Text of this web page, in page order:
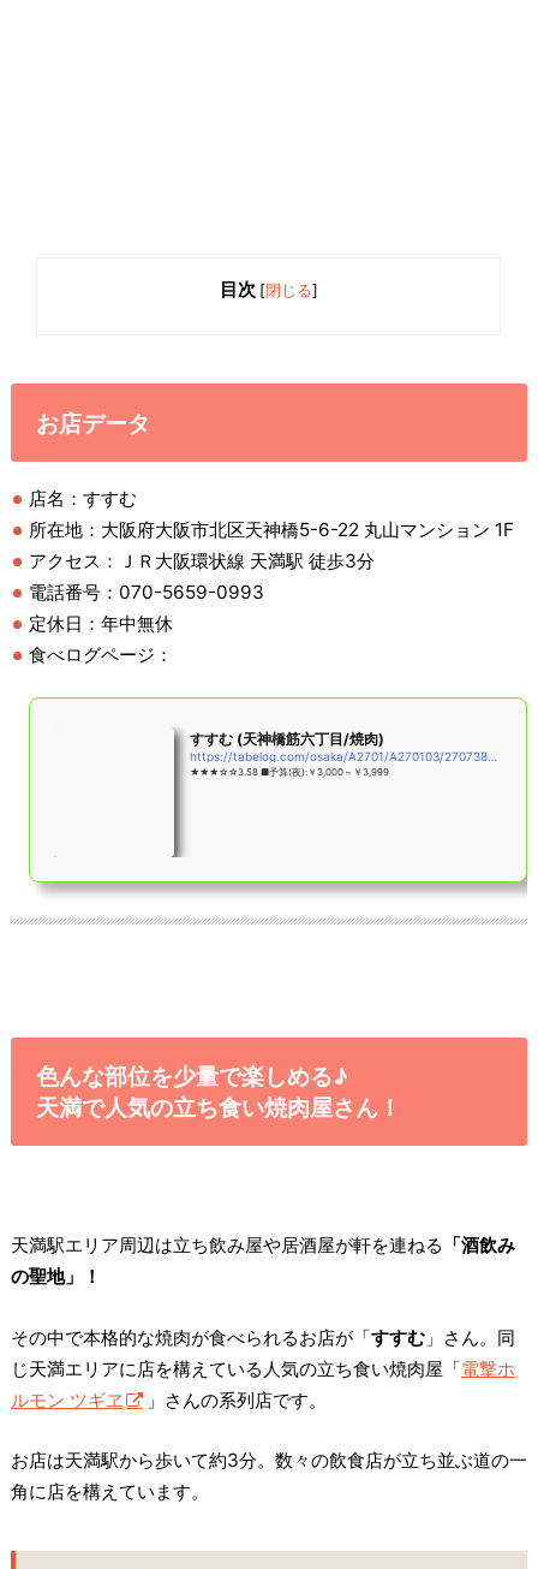
目次 [閉じる]
お店データ
店名：すすむ
所在地：大阪府大阪市北区天神橋5-6-22 丸山マンション 1F
アクセス：ＪＲ大阪環状線 天満駅 徒歩3分
電話番号：070-5659-0993
定休日：年中無休
食べログページ：
すすむ (天神橋筋六丁目/焼肉)
★★★☆☆3.58 ■予算(夜):￥3,000～￥3,999
色んな部位を少量で楽しめる♪
天満で人気の立ち食い焼肉屋さん！
天満駅エリア周辺は立ち飲み屋や居酒屋が軒を連ねる 「酒飲み
の聖地」！
その中で本格的な焼肉が食べられるお店が「すすむ」さん。同
じ天満エリアに店を構えている人気の立ち食い焼肉屋「電撃ホ
ルモン ツギヱ
」さんの系列店です。
お店は天満駅から歩いて約3分。数々の飲食店が立ち並ぶ道の一
角に店を構えています。